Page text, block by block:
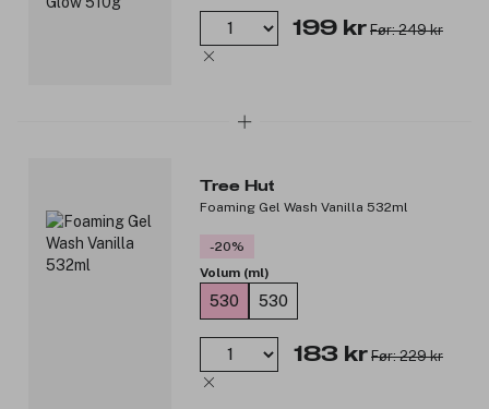
199 kr Før: 249 kr
Tree Hut
Foaming Gel Wash Vanilla 532ml
-20%
Volum (ml)
530 530
183 kr Før: 229 kr